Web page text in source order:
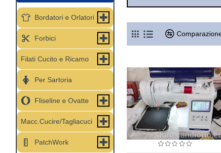
Bordatori e Orlatori
Forbici
Filati Cucito e Ricamo
Per Sartoria
Fliseline e Ovatte
Macc.Cucire/Tagliacuci
PatchWork